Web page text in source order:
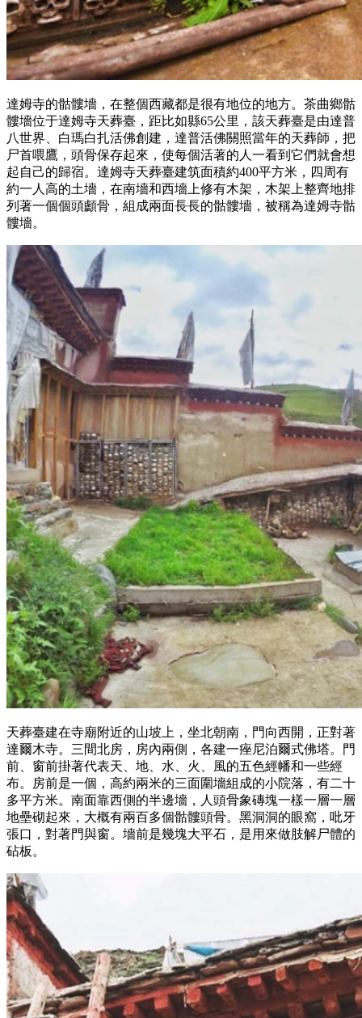
達姆寺的骷髏墻，在整個西藏都是很有地位的地方。茶曲鄉骷
髏墻位于達姆寺天葬臺，距比如縣65公里，該天葬臺是由達普
八世界、白瑪白扎活佛創建，達普活佛關照當年的天葬師，把
尸首喂鷹，頭骨保存起來，使每個活著的人一看到它們就會想
起自己的歸宿。達姆寺天葬臺建筑面積約400平方米，四周有
約一人高的土墻，在南墻和西墻上修有木架，木架上整齊地排
列著一個個頭顱骨，組成兩面長長的骷髏墻，被稱為達姆寺骷
髏墻。
天葬臺建在寺廟附近的山坡上，坐北朝南，門向西開，正對著
達爾木寺。三間北房，房內兩側，各建一痤尼泊爾式佛塔。門
前、窗前掛著代表天、地、水、火、風的五色經幡和一些經
布。房前是一個，高約兩米的三面圍墻組成的小院落，有二十
多平方米。南面靠西側的半邊墻，人頭骨象磚塊一樣一層一層
地壘砌起來，大概有兩百多個骷髏頭骨。黑洞洞的眼窩，吡牙
張口，對著門與窗。墻前是幾塊大平石，是用來做肢解尸體的
砧板。